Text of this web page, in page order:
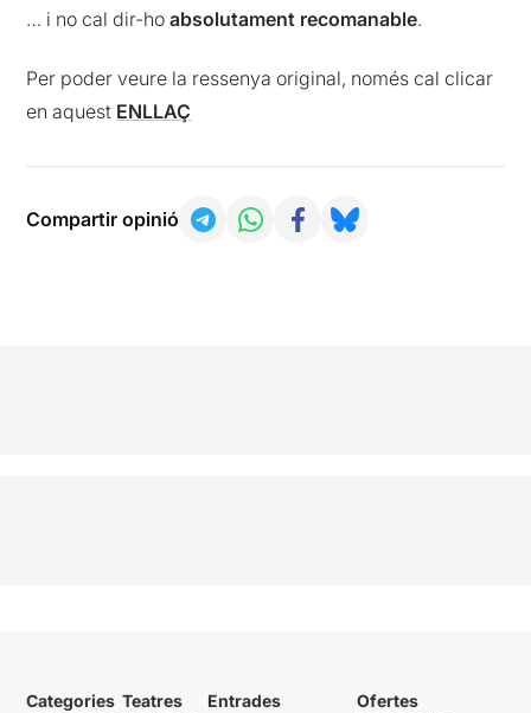
… i no cal dir-hoabsolutament recomanable.
Per poder veure la ressenya original, només cal clicar
en aquest ENLLAÇ
Compartir opinió
Categories Teatres
Entrades
Ofertes